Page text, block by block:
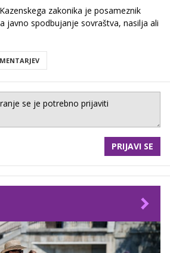
zakonika je posameznik
javno spodbujanje sovraštva, nasilja ali
PRIJAVI SE